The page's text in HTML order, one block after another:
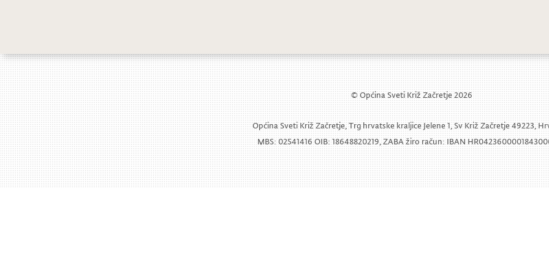
© Općina Sveti Križ Začretje 2026
Općina Sveti Križ Začretje, Trg hrvatske kraljice Jelene 1, Sv Križ Začretje 49223,
MBS: 02541416 OIB: 18648820219, ZABA žiro račun: IBAN